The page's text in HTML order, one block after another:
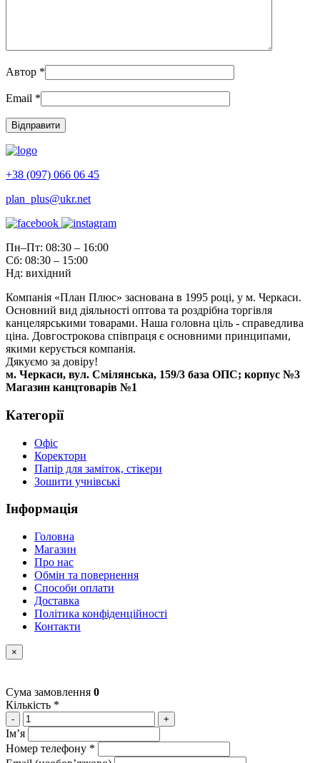
Автор *
Email *
+38 (097) 066 06 45
plan_plus@ukr.net
Пн–Пт: 08:30 – 16:00
Сб: 08:30 – 15:00
Нд: вихідний
Компанія «План Плюс» заснована в 1995 році, у м. Черкаси.
Основний вид діяльності оптова та роздрібна торгівля
канцелярськими товарами. Наша головна ціль - справедлива
ціна. Довгострокова співпраця є основними принципами,
якими керується компанія.
Дякуємо за довіру!
м. Черкаси, вул. Смілянська, 159/3 база ОПС; корпус №3
Магазин канцтоварів №1
Категорії
Офіс
Коректори
Папір для заміток, стікери
Зошити учнівські
Інформація
Головна
Магазин
Про нас
Обмін та повернення
Способи оплати
Доставка
Політика конфіденційності
Контакти
×
Сума замовлення 0
Кількість *
- +
Імʼя
Номер телефону *